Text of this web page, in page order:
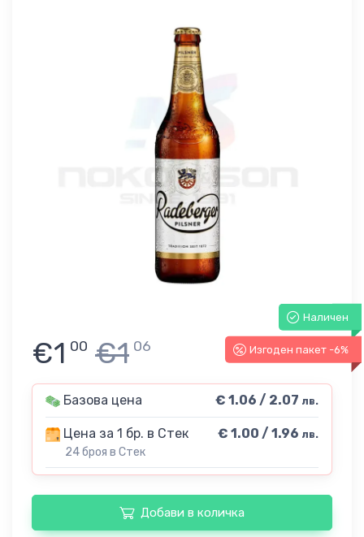
Наличен
Изгоден пакет -6%
€1 00 €1 06
Базова цена € 1.06 / 2.07 лв.
Цена за 1 бр. в Стек
24 броя в Стек
€ 1.00 / 1.96 лв.
Добави в количка